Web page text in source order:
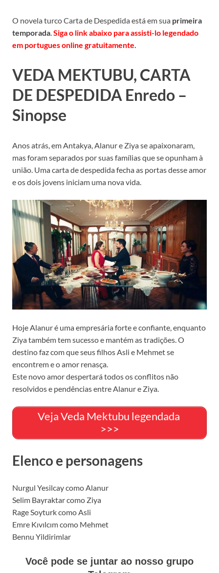
O novela turco Carta de Despedida está em sua primeira
temporada Siga o link abaixo para assisti-lo legendado
em portugues online gratuitamente.
VEDA MEKTUBU, CARTA
DE DESPEDIDA Enredo –
Sinopse
Anos atrás, em Antakya, Alanur e Ziya se apaixonaram,
mas foram separados por suas famílias que se opunham à
união. Uma carta de despedida fecha as portas desse amor
e os dois jovens iniciam uma nova vida.
Hoje Alanur é uma empresária forte e confiante, enquanto
Ziya também tem sucesso e mantém as tradições. O
destino faz com que seus filhos Asli e Mehmet se
encontrem e o amor renasça.
Este novo amor despertará todos os conflitos não
resolvidos e pendências entre Alanur e Ziya.
Veja Veda Mektubu legendada
>>>
Elenco e personagens
Nurgul Yesilcay como Alanur
Selim Bayraktar como Ziya
Rage Soyturk como Asli
Emre Kıvılcım como Mehmet
Bennu Yildirimlar
Você pode se juntar ao nosso grupo